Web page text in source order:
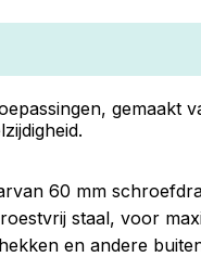
60 mm
staal, voor
en andere